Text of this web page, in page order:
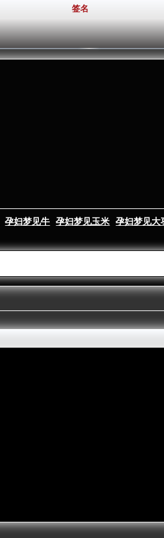
签名
孕妇梦见牛 孕妇梦见玉米 孕妇梦见大